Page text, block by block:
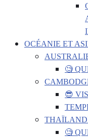
OCÉANIE ET
🧐
😎
🧐